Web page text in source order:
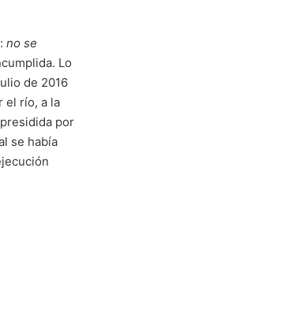
no se
Lo
de 2016
el río, a la
por
se había